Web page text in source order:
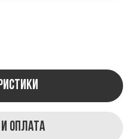
оплата